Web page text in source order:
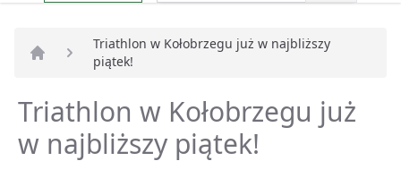
Strona główna
Triathlon w Kołobrzegu już w najbliższy
piątek!
Triathlon w Kołobrzegu już
w najbliższy piątek!